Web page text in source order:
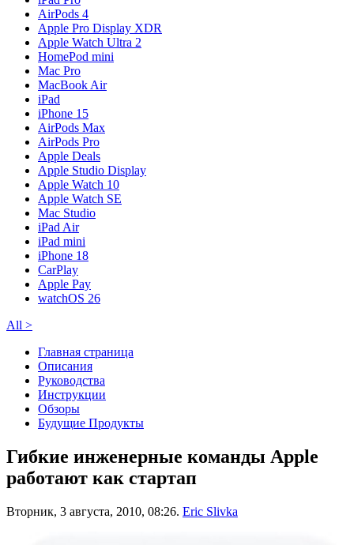
AirPods 4
Apple Pro Display XDR
Apple Watch Ultra 2
HomePod mini
Mac Pro
MacBook Air
iPad
iPhone 15
AirPods Max
AirPods Pro
Apple Deals
Apple Studio Display
Apple Watch 10
Apple Watch SE
Mac Studio
iPad Air
iPad mini
iPhone 18
CarPlay
Apple Pay
watchOS 26
All >
Главная страница
Описания
Руководства
Инструкции
Обзоры
Будущие Продукты
Гибкие инженерные команды Apple
работают как стартап
Вторник, 3 августа, 2010, 08:26. Eric Slivka